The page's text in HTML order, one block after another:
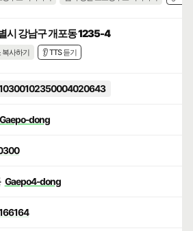
시 강남구 개포동 1235-4
복사하기 👂 TTS 듣기
Gaepo-dong
Gaepo4-dong